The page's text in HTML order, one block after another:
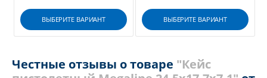
ВЫБЕРИТЕ ВАРИАНТ ВЫБЕРИТЕ ВАРИАНТ
Честные отзывы о товаре "Кейс